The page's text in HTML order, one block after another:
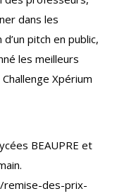
dans les
pitch en public,
les meilleurs
Xpérium
BEAUPRE et
des-prix-